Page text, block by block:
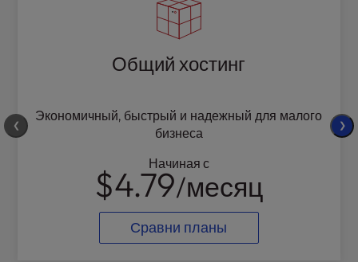
Общий хостинг
Экономичный, быстрый и надежный для малого
бизнеса
Начиная с
$4.79/месяц
Сравни планы
❮ ❯